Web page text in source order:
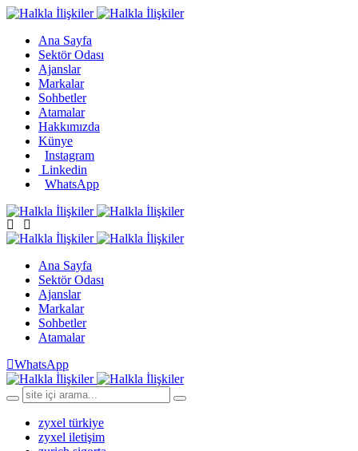
Ana Sayfa
Sektör Odası
Ajanslar
Markalar
Sohbetler
Atamalar
Hakkımızda
Künye
Instagram
Linkedin
WhatsApp
Ana Sayfa
Sektör Odası
Ajanslar
Markalar
Sohbetler
Atamalar
WhatsApp
zyxel türkiye
zyxel iletişim